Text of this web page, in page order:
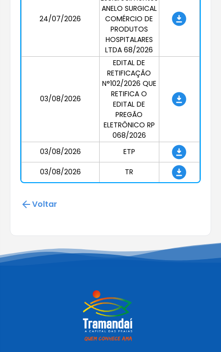
24/07/2026
ANELO SURGICAL
COMÉRCIO DE
PRODUTOS
HOSPITALARES
LTDA 68/2026
03/08/2026
EDITAL DE
RETIFICAÇÃO
N°102/2026 QUE
RETIFICA O
EDITAL DE
PREGÃO
ELETRÔNICO RP
068/2026
03/08/2026
ETP
03/08/2026 TR
Voltar